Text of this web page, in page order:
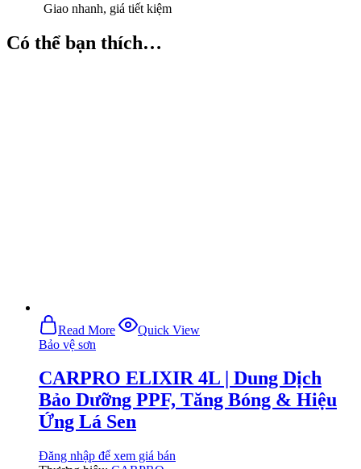
Giao nhanh, giá tiết kiệm
Có thể bạn thích…
Read More
Quick View
Bảo vệ sơn
CARPRO ELIXIR 4L | Dung Dịch
Bảo Dưỡng PPF, Tăng Bóng & Hiệu
Ứng Lá Sen
Đăng nhập để xem giá bán